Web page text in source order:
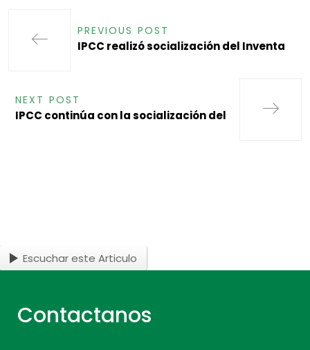
PREVIOUS POST
IPCC realizó socialización del Inventa
NEXT POST
IPCC continúa con la socialización del
Escuchar este Articulo
Contactanos